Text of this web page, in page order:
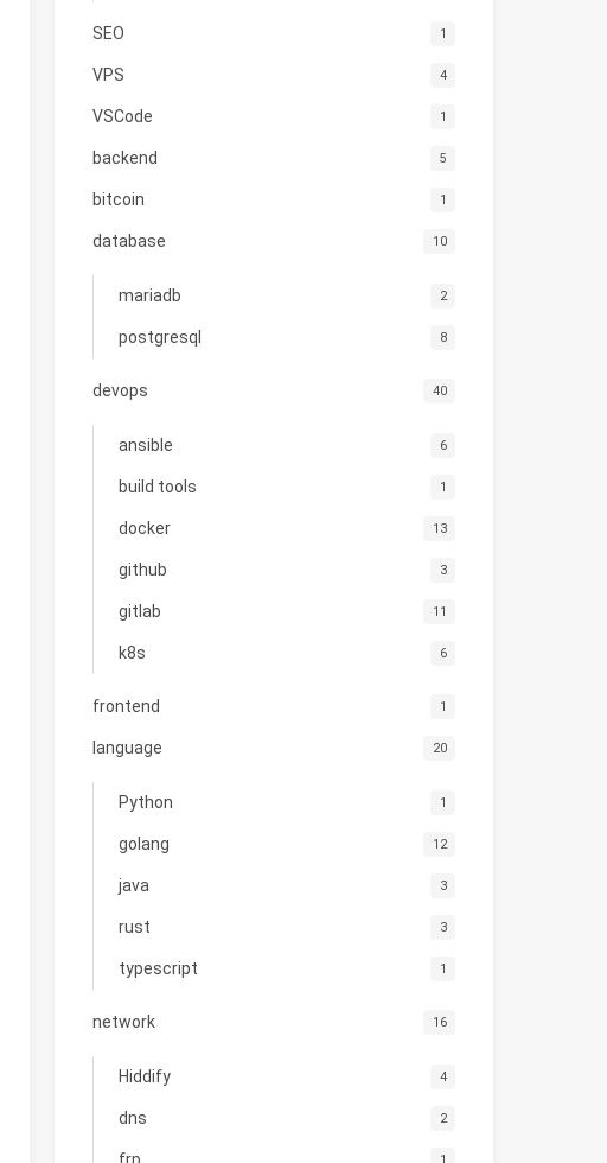
SEO 1
VPS 4
VSCode 1
backend 5
bitcoin 1
database 10
mariadb 2
postgresql 8
devops 40
ansible 6
build tools 1
docker 13
github 3
gitlab 11
k8s 6
frontend 1
language 20
Python 1
golang 12
java 3
rust 3
typescript 1
network 16
Hiddify 4
dns 2